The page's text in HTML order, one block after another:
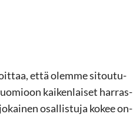
että olem­me si­tou­tu­
kai­ken­lai­set har­ras­
osal­lis­tu­ja kokee on­